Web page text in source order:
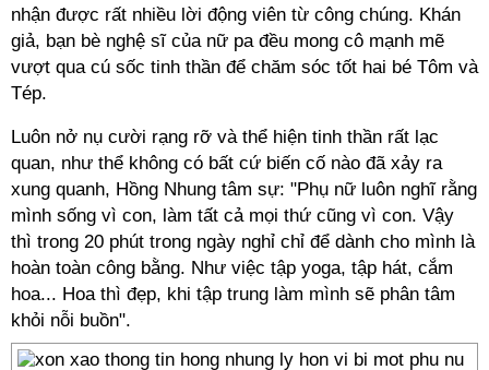
nhận được rất nhiều lời động viên từ công chúng. Khán
giả, bạn bè nghệ sĩ của nữ pa đều mong cô mạnh mẽ
vượt qua cú sốc tinh thần để chăm sóc tốt hai bé Tôm và
Tép.
Luôn nở nụ cười rạng rỡ và thể hiện tinh thần rất lạc
quan, như thể không có bất cứ biến cố nào đã xảy ra
xung quanh, Hồng Nhung tâm sự: "Phụ nữ luôn nghĩ rằng
mình sống vì con, làm tất cả mọi thứ cũng vì con. Vậy
thì trong 20 phút trong ngày nghỉ chỉ để dành cho mình là
hoàn toàn công bằng. Như việc tập yoga, tập hát, cắm
hoa... Hoa thì đẹp, khi tập trung làm mình sẽ phân tâm
khỏi nỗi buồn".